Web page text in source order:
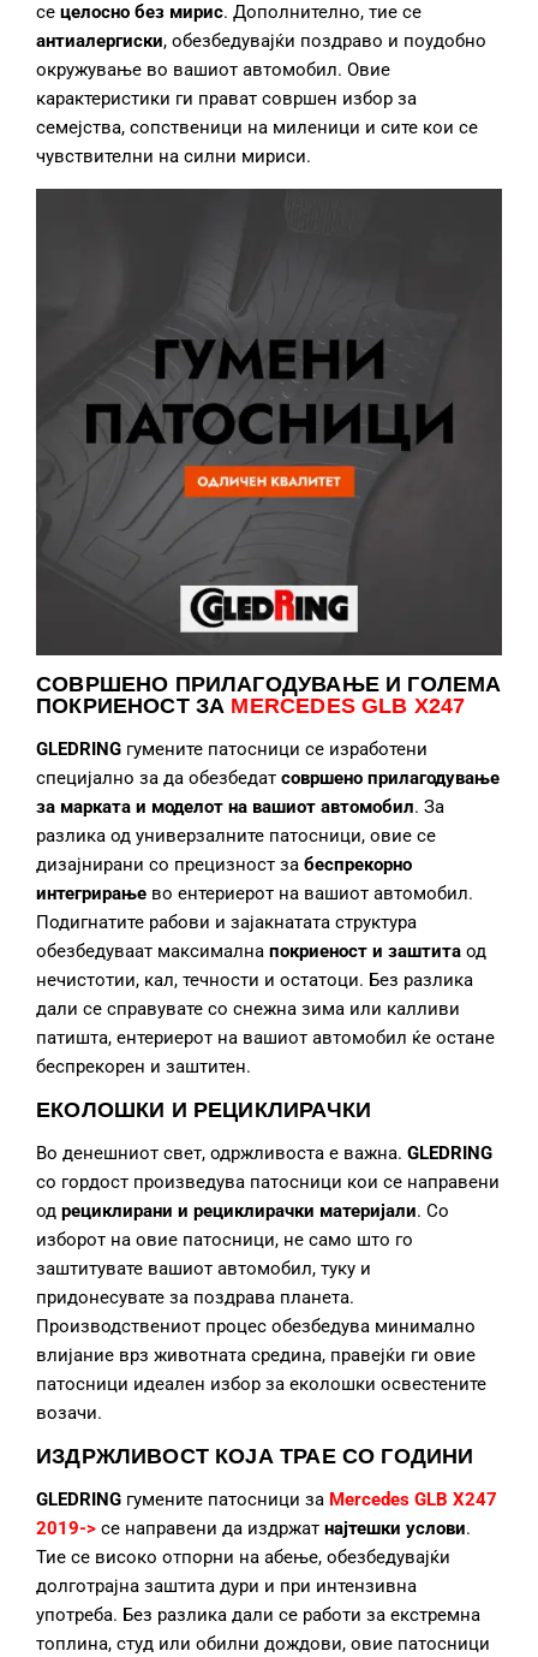
се целосно без мирис. Дополнително, тие се
антиалергиски, обезбедувајќи поздраво и поудобно
окружување во вашиот автомобил. Овие
карактеристики ги прават совршен избор за
семејства, сопственици на миленици и сите кои се
чувствителни на силни мириси.
СОВРШЕНО ПРИЛАГОДУВАЊЕ И ГОЛЕМА
ПОКРИЕНОСТ ЗА MERCEDES GLB X247
GLEDRING гумените патосници се изработени
специјално за да обезбедат совршено прилагодување
за марката и моделот на вашиот автомобил. За
разлика од универзалните патосници, овие се
дизајнирани со прецизност за беспрекорно
интегрирање во ентериерот на вашиот автомобил.
Подигнатите рабови и зајакнатата структура
обезбедуваат максимална покриеност и заштита од
нечистотии, кал, течности и остатоци. Без разлика
дали се справувате со снежна зима или калливи
патишта, ентериерот на вашиот автомобил ќе остане
беспрекорен и заштитен.
ЕКОЛОШКИ И РЕЦИКЛИРАЧКИ
Во денешниот свет, одржливоста е важна. GLEDRING
со гордост произведува патосници кои се направени
од рециклирани и рециклирачки материјали. Со
изборот на овие патосници, не само што го
заштитувате вашиот автомобил, туку и
придонесувате за поздрава планета.
Производствениот процес обезбедува минимално
влијание врз животната средина, правејќи ги овие
патосници идеален избор за еколошки освестените
возачи.
ИЗДРЖЛИВОСТ КОЈА ТРАЕ СО ГОДИНИ
GLEDRING гумените патосници за Mercedes GLB X247
2019-> се направени да издржат најтешки услови.
Тие се високо отпорни на абење, обезбедувајќи
долготрајна заштита дури и при интензивна
употреба. Без разлика дали се работи за екстремна
топлина, студ или обилни дождови, овие патосници